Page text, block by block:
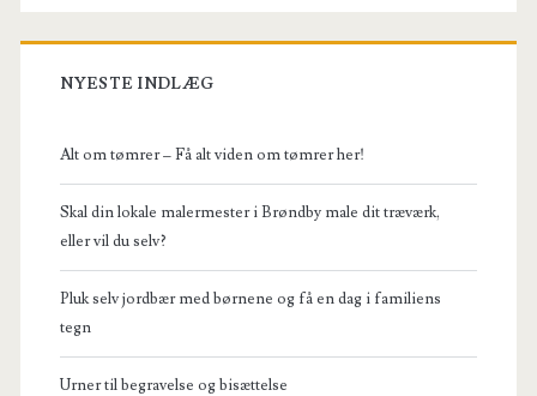
NYESTE INDLÆG
Alt om tømrer – Få alt viden om tømrer her!
Skal din lokale malermester i Brøndby male dit træværk,
eller vil du selv?
Pluk selv jordbær med børnene og få en dag i familiens
tegn
Urner til begravelse og bisættelse